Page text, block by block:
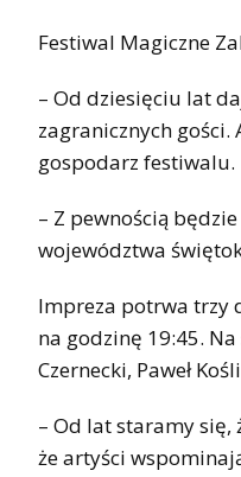
Festiwal Magiczne
– Od dziesięciu lat
zagranicznych
gospodarz festiwalu.
– Z pewnością
województwa
Impreza potrwa trzy
na godzinę 19:45.
Czernecki, Paweł
– Od lat staramy
że artyści